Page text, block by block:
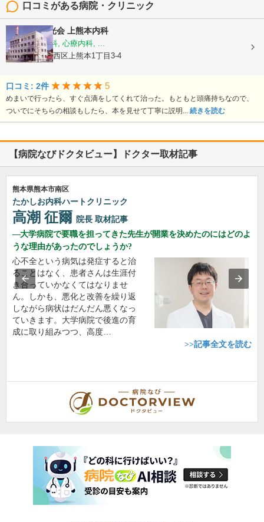
口コミがある病院・クリニック
医療法人陽光会 上熊本内科
内科, 神経内科, 心療内科, ...
熊本県熊本市西区上熊本1丁目3-4
口コミ: 2件 5
めまいで行ったら、すぐ点滴をしてくれて治った。もともと頭痛持ちなので、
ついでにそちらの相談もしたら、本を見せて丁寧に説明... 続きを読む
【病院なびドクタビュー】ドクター取材記事
熊本県熊本市南区
たかしお内科ハートクリニック
高潮 征爾 院長 取材記事
大学病院で要職を担ってきた先生が開業を決めたのにはどのよ
うな理由があったのでしょうか?
心不全という病気は発症すると治
ることはなく、患者さんは生涯付
き合っていかなくてはなりませ
ん。しかも、悪化と改善を繰り返
しながら病状はだんだん悪くなっ
ていきます。大学病院で後進の育
成に取り組みつつ、高度…
>>記事全文を読む